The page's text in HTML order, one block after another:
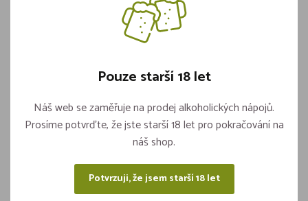
Vložit do košíku
Sdílejte na sítích
Pouze starší 18 let
Náš web se zaměřuje na prodej alkoholických nápojů.
Prosíme potvrďte, že jste starší 18 let pro pokračování na
náš shop.
Potvrzuji, že jsem starší 18 let